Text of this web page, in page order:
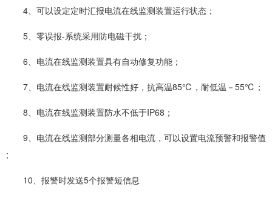
4、可以设定定时汇报电流在线监测装置运行状态；
5、零误报-系统采用防电磁干扰；
6、电流在线监测装置具有自动修复功能；
7、电流在线监测装置耐候性好，抗高温85℃，耐低温－55℃；
8、电流在线监测装置防水不低于IP68；
9、电流在线监测部分测量各相电流，可以设置电流预警和报警值
;
10、报警时发送5个报警短信息